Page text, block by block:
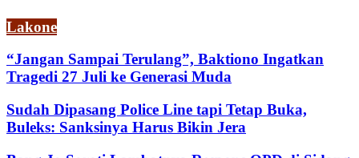
Lakone
“Jangan Sampai Terulang”, Baktiono Ingatkan
Tragedi 27 Juli ke Generasi Muda
Sudah Dipasang Police Line tapi Tetap Buka,
Buleks: Sanksinya Harus Bikin Jera